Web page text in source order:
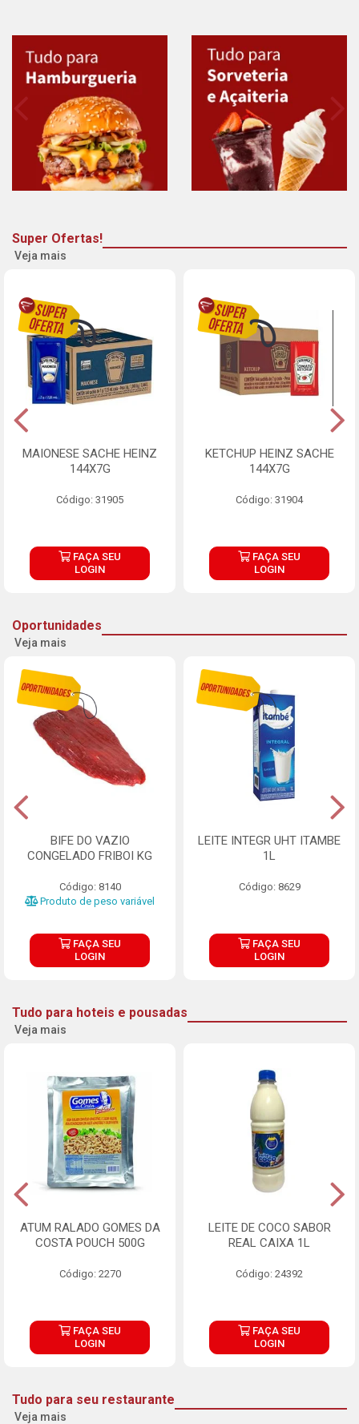
Super Ofertas!
Veja mais
MAIONESE SACHE HEINZ
144X7G
Código: 31905
FAÇA SEU
LOGIN
KETCHUP HEINZ SACHE
144X7G
Código: 31904
FAÇA SEU
LOGIN
Oportunidades
Veja mais
BIFE DO VAZIO
CONGELADO FRIBOI KG
Código: 8140
Produto de peso variável
FAÇA SEU
LOGIN
LEITE INTEGR UHT ITAMBE
1L
Código: 8629
FAÇA SEU
LOGIN
Tudo para hoteis e pousadas
Veja mais
ATUM RALADO GOMES DA
COSTA POUCH 500G
Código: 2270
FAÇA SEU
LOGIN
LEITE DE COCO SABOR
REAL CAIXA 1L
Código: 24392
FAÇA SEU
LOGIN
Tudo para seu restaurante
Veja mais